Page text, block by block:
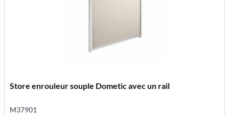
Store enrouleur souple Dometic avec un rail
M37901